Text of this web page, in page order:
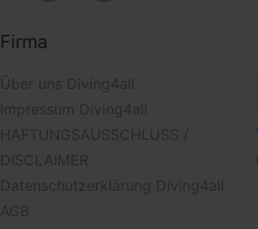
Firma
Über uns Diving4all
Impressum Diving4all
HAFTUNGSAUSSCHLUSS /
DISCLAIMER
Datenschutzerklärung Diving4all
AGB